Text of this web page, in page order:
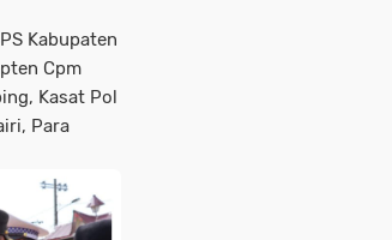
Kabupaten
Cpm
Kasat Pol
Para